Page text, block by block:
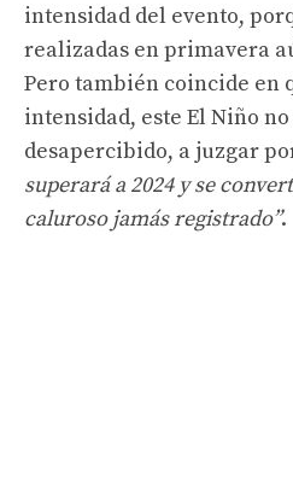
intensidad del evento,
realizadas en primavera
Pero también coincide en
intensidad, este El Niño
desapercibido, a juzgar
superará a 2024 y se
caluroso jamás registrado”.